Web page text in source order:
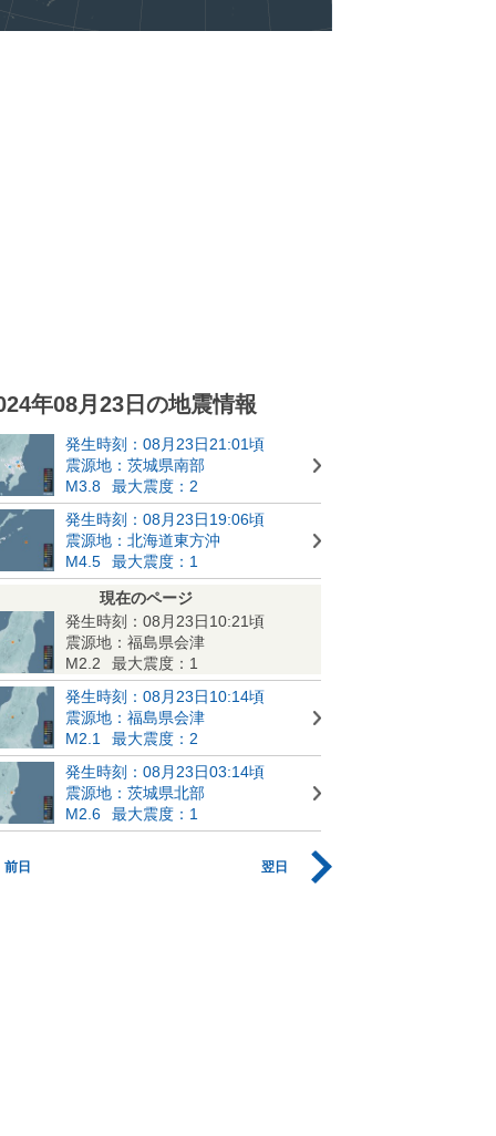
年08月23日の地震情報
発生時刻：08月23日21:01頃
震源地：茨城県南部
M3.8
最大震度：2
発生時刻：08月23日19:06頃
震源地：北海道東方沖
M4.5
最大震度：1
現在のページ
発生時刻：08月23日10:21頃
震源地：福島県会津
M2.2
最大震度：1
発生時刻：08月23日10:14頃
震源地：福島県会津
M2.1
最大震度：2
発生時刻：08月23日03:14頃
震源地：茨城県北部
M2.6
最大震度：1
前日 翌日